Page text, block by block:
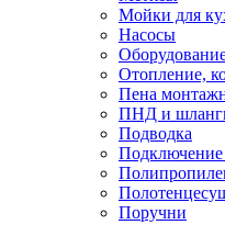
Мойки для
Насосы
Отопление,
Пена
ПНД и
Подводка
Поручни